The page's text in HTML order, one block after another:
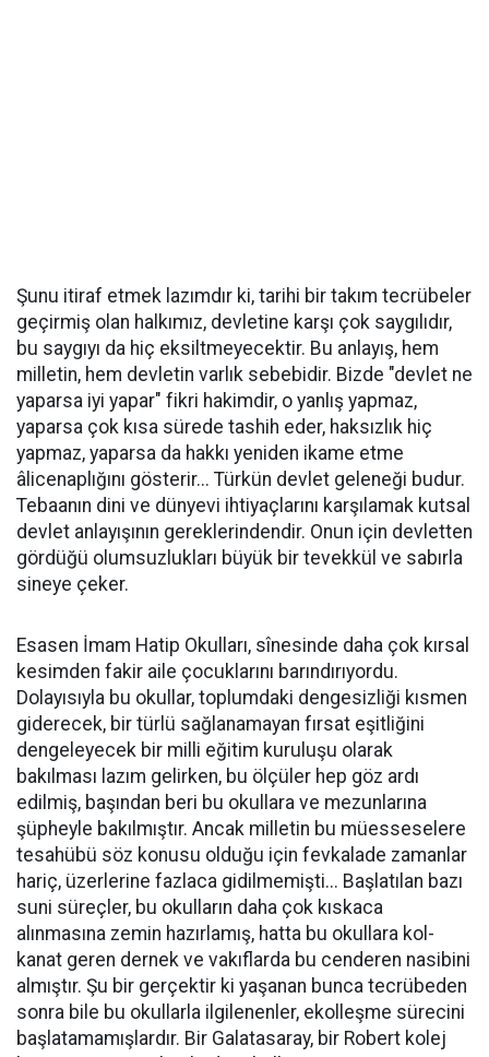
Şunu itiraf etmek lazımdır ki, tarihi bir takım tecrübeler
geçirmiş olan halkımız, devletine karşı çok saygılıdır,
bu saygıyı da hiç eksiltmeyecektir. Bu anlayış, hem
milletin, hem devletin varlık sebebidir. Bizde "devlet ne
yaparsa iyi yapar" fikri hakimdir, o yanlış yapmaz,
yaparsa çok kısa sürede tashih eder, haksızlık hiç
yapmaz, yaparsa da hakkı yeniden ikame etme
âlicenaplığını gösterir... Türkün devlet geleneği budur.
Tebaanın dini ve dünyevi ihtiyaçlarını karşılamak kutsal
devlet anlayışının gereklerindendir. Onun için devletten
gördüğü olumsuzlukları büyük bir tevekkül ve sabırla
sineye çeker.
Esasen İmam Hatip Okulları, sînesinde daha çok kırsal
kesimden fakir aile çocuklarını barındırıyordu.
Dolayısıyla bu okullar, toplumdaki dengesizliği kısmen
giderecek, bir türlü sağlanamayan fırsat eşitliğini
dengeleyecek bir milli eğitim kuruluşu olarak
bakılması lazım gelirken, bu ölçüler hep göz ardı
edilmiş, başından beri bu okullara ve mezunlarına
şüpheyle bakılmıştır. Ancak milletin bu müesseselere
tesahübü söz konusu olduğu için fevkalade zamanlar
hariç, üzerlerine fazlaca gidilmemişti... Başlatılan bazı
suni süreçler, bu okulların daha çok kıskaca
alınmasına zemin hazırlamış, hatta bu okullara kol-
kanat geren dernek ve vakıflarda bu cenderen nasibini
almıştır. Şu bir gerçektir ki yaşanan bunca tecrübeden
sonra bile bu okullarla ilgilenenler, ekolleşme sürecini
başlatamamışlardır. Bir Galatasaray, bir Robert kolej